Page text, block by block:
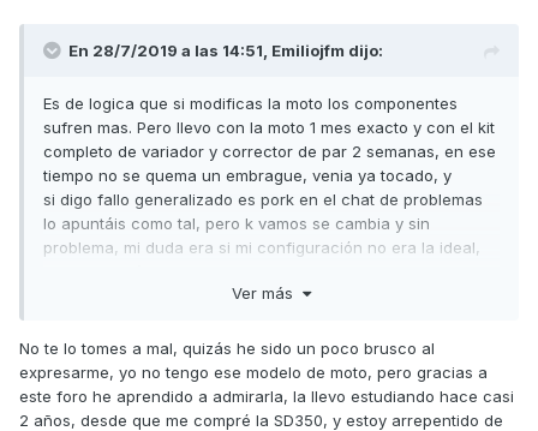
En 28/7/2019 a las 14:51, Emiliojfm dijo:
Es de logica que si modificas la moto los componentes
sufren mas. Pero llevo con la moto 1 mes exacto y con el kit
completo de variador y corrector de par 2 semanas, en ese
tiempo no se quema un embrague, venia ya tocado, y
si digo fallo generalizado es pork en el chat de problemas
lo apuntáis como tal, pero k vamos se cambia y sin
problema, mi duda era si mi configuración no era la ideal,
Ver más
No te lo tomes a mal, quizás he sido un poco brusco al
expresarme, yo no tengo ese modelo de moto, pero gracias a
este foro he aprendido a admirarla, la llevo estudiando hace casi
2 años, desde que me compré la SD350, y estoy arrepentido de